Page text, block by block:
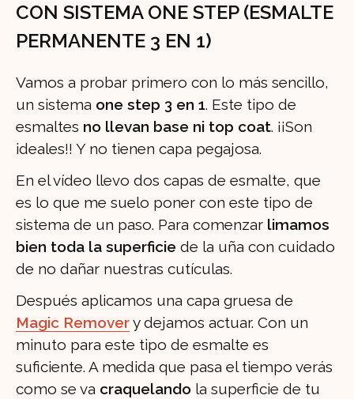
CON SISTEMA ONE STEP (ESMALTE
PERMANENTE 3 EN 1)
Vamos a probar primero con lo más sencillo,
un sistema one step 3 en 1. Este tipo de
esmaltes no llevan base ni top coat. ¡¡Son
ideales!! Y no tienen capa pegajosa.
En el vídeo llevo dos capas de esmalte, que
es lo que me suelo poner con este tipo de
sistema de un paso. Para comenzar limamos
bien toda la superficie de la uña con cuidado
de no dañar nuestras cutículas.
Después aplicamos una capa gruesa de
Magic Removery dejamos actuar. Con un
minuto para este tipo de esmalte es
suficiente. A medida que pasa el tiempo verás
como se va craquelando la superficie de tu